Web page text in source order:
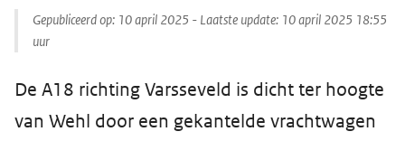
Gepubliceerd op: 10 april 2025 - Laatste update: 10 april 2025 18:55
uur
De A18 richting Varsseveld is dicht ter hoogte
van Wehl door een gekantelde vrachtwagen